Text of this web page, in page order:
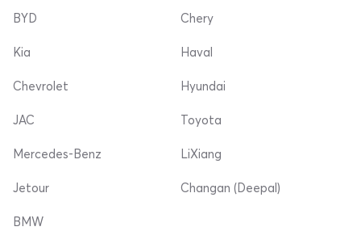
BYD
Kia
Chevrolet
Chery
Haval
Hyundai
JAC
Mercedes-Benz
Jetour
Toyota
LiXiang
Changan (Deepal)
BMW